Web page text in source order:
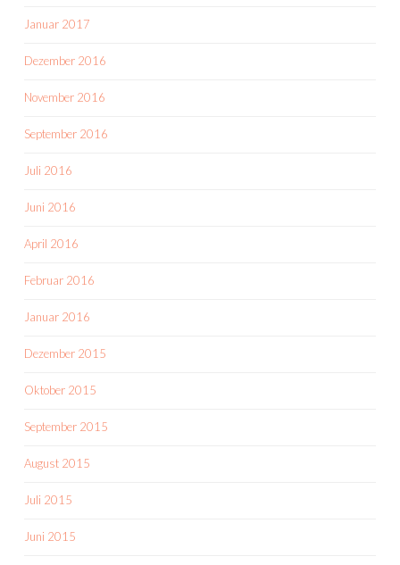
Januar 2017
Dezember 2016
November 2016
September 2016
Juli 2016
Juni 2016
April 2016
Februar 2016
Januar 2016
Dezember 2015
Oktober 2015
September 2015
August 2015
Juli 2015
Juni 2015